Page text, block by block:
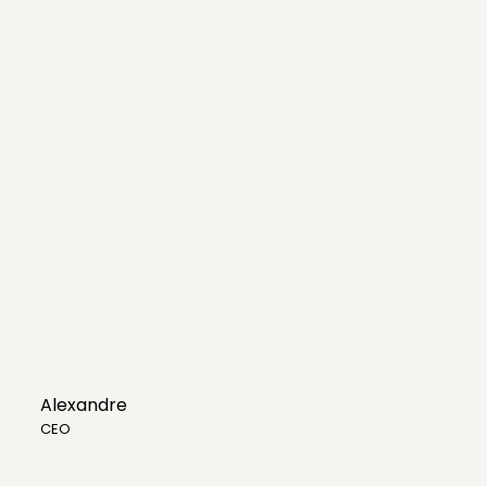
Alexandre
CEO